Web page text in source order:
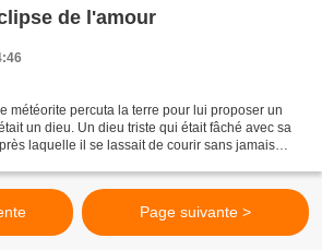
de l'amour
météorite percuta la terre pour lui proposer un
un dieu. Un dieu triste qui était fâché avec sa
laquelle il se lassait de courir sans jamais
Page suivante >